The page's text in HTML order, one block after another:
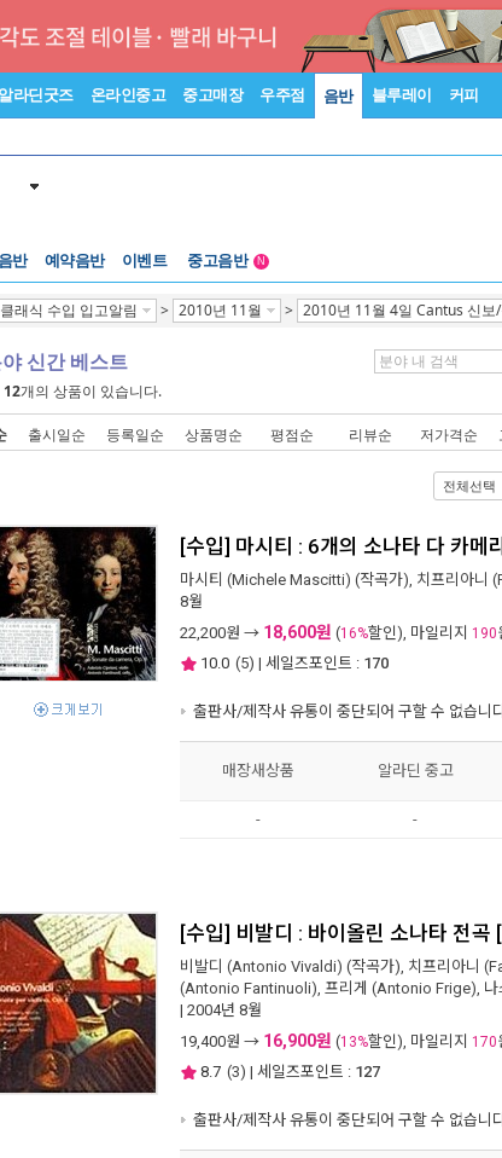
라딘굿즈 온라인중고 중고매장 우주점 음반 블루레이 커피
반 예약음반 이벤트
중고음반
중고음반
N
클래식 수입 입고알림 > 2010년 11월 > 2010년 11월 4일 Cantus 신보
신간 베스트
12개의 상품이 있습니다.
출시일순 등록일순 상품명순 평점순 리뷰순 저가격순
전체선택
[수입] 마시티 : 6개의 소나타 다 카메
마시티 (Michele Mascitti) (작곡가), 치프리아니
8월
22,200원 → 18,600원 (16%할인), 마일리지 190
10.0 (5) | 세일즈포인트 : 170
출판사/제작사 유통이 중단되어 구할 수 없습니
매장새상품 알라딘 중고
- -
[수입] 비발디 : 바이올린 소나타 전곡
비발디 (Antonio Vivaldi) (작곡가), 치프리아니
(Antonio Fantinuoli), 프리게 (Antonio Frige),
| 2004년 8월
19,400원 → 16,900원 (13%할인), 마일리지 170
8.7 (3) | 세일즈포인트 : 127
출판사/제작사 유통이 중단되어 구할 수 없습니